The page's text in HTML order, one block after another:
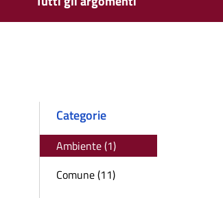
Categorie
Ambiente (1)
Comune (11)